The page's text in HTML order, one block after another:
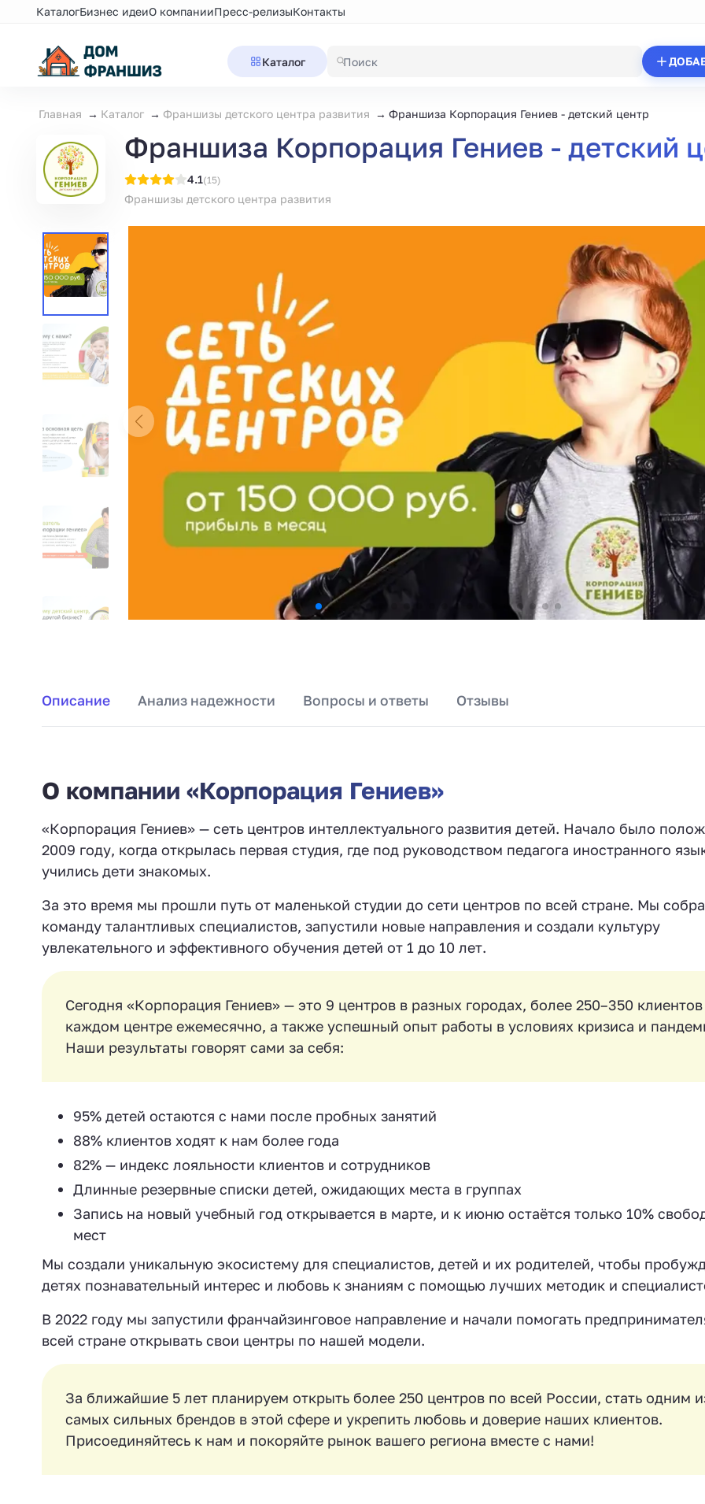
КаталогБизнес идеиО компанииПресс-релизыКонтакты
Каталог
Главная Каталог Франшизы детского центра развития Франшиза Корпорация Гениев - детский центр
Франшиза Корпорация Гениев - детский
4.1(15)
Франшизы детского центра развития
Описание Анализ надежности Вопросы и ответы Отзывы
О компании «Корпорация Гениев»
«Корпорация Гениев» — сеть центров интеллектуального развития детей. Начало было
2009 году, когда открылась первая студия, где под руководством педагога иностранного
учились дети знакомых.
За это время мы прошли путь от маленькой студии до сети центров по всей стране. Мы
команду талантливых специалистов, запустили новые направления и создали культуру
увлекательного и эффективного обучения детей от 1 до 10 лет.
Сегодня «Корпорация Гениев» — это 9 центров в разных городах, более 250–350 клиентов
каждом центре ежемесячно, а также успешный опыт работы в условиях кризиса и
Наши результаты говорят сами за себя:
95% детей остаются с нами после пробных занятий
88% клиентов ходят к нам более года
82% — индекс лояльности клиентов и сотрудников
Длинные резервные списки детей, ожидающих места в группах
Запись на новый учебный год открывается в марте, и к июню остаётся только 10%
мест
Мы создали уникальную экосистему для специалистов, детей и их родителей, чтобы
детях познавательный интерес и любовь к знаниям с помощью лучших методик и
В 2022 году мы запустили франчайзинговое направление и начали помогать
всей стране открывать свои центры по нашей модели.
За ближайшие 5 лет планируем открыть более 250 центров по всей России, стать одним
самых сильных брендов в этой сфере и укрепить любовь и доверие наших клиентов.
Присоединяйтесь к нам и покоряйте рынок вашего региона вместе с нами!